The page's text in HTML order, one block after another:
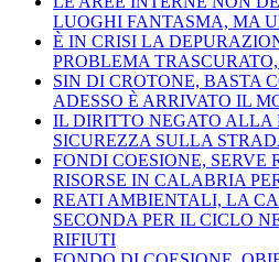
LUOGHI FANTASMA, MA
È IN CRISI LA
PROBLEMA
SIN DI CROTONE, BASTA
ADESSO È ARRIVATO IL
IL DIRITTO NEGATO
SICUREZZA SULLA
FONDI COESIONE, SERVE
RISORSE IN CALABRIA
REATI AMBIENTALI, LA
SECONDA PER IL CICLO
RIFIUTI